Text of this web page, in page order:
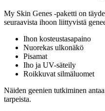
My Skin Genes -paketti on
seuraavista ihoon liittyvistä
Ihon kosteustasapaino
Nuorekas ulkonäkö
Pisamat
Iho ja UV-säteily
Roikkuvat silmäluomet
Näiden geenien tutkiminen
tarpeista.